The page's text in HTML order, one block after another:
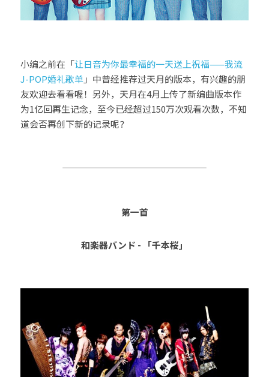
小编之前在「让日音为你最幸福的一天送上祝福——我流
J-POP婚礼歌单」中曾经推荐过天月的版本，有兴趣的朋
友欢迎去看看喔！另外，天月在4月上传了新编曲版本作
为1亿回再生记念，至今已经超过150万次观看次数，不知
道会否再创下新的记录呢？
第一首
和楽器バンド - 「千本桜」